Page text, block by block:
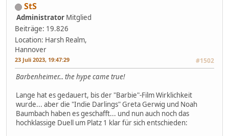
StS
Administrator Mitglied
Beiträge: 19.826
Location: Harsh Realm,
Hannover
23 Juli 2023, 19:47:29 #1502
Barbenheimer... the hype came true!
Lange hat es gedauert, bis der "Barbie"-Film Wirklichkeit
wurde... aber die "Indie Darlings" Greta Gerwig und Noah
Baumbach haben es geschafft... und nun auch noch das
hochklassige Duell um Platz 1 klar für sich entschieden: